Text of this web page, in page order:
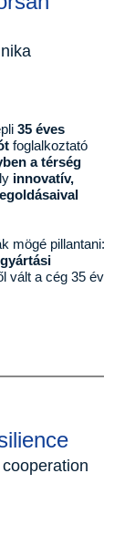
35 éves
foglalkoztató
a térség
innovatív,
mögé pillantani:
gyártási
vált a cég 35 év